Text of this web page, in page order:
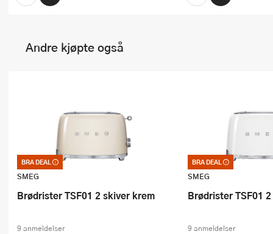
Andre kjøpte også
BRA DEAL
Bra deal – merkelappen som garanterer
et godt kjøp. Kan ikke kombineres med
kuponger eller andre tilbud
SMEG
Brødrister TSF01 2 skiver krem
9 anmeldelser
BRA DEAL
Bra deal –
et godt kjøp. Kan ikke
kuponger eller andre
SMEG
Brødrister TSF01
9 anmeldelser